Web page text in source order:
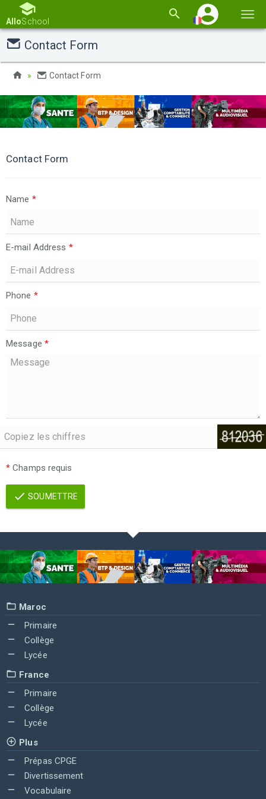
la
AlloSchool
Contact Form
Contact Form
Contact Form
Name *
E-mail Address *
Phone *
Message *
* Champs requis
SOUMETTRE
Maroc
Primaire
Collège
Lycée
France
Primaire
Collège
Lycée
Plus
Prépas CPGE
Divertissement
Vocabulaire